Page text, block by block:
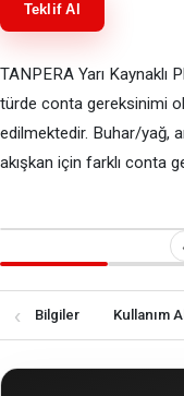
Teklif Al
TANPERA Yarı Kaynaklı
türde conta gereksinimi
edilmektedir. Buhar/yağ,
akışkan için farklı conta
‹ Bilgiler Kullanım